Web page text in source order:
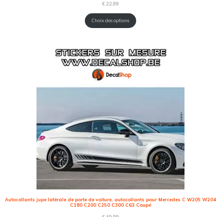
€ 22,99
Choix des options
Autocollants jupe latérale de porte de voiture, autocollants pour Mercedes C W205 W204
C180 C200 C250 C300 C63 Coupé